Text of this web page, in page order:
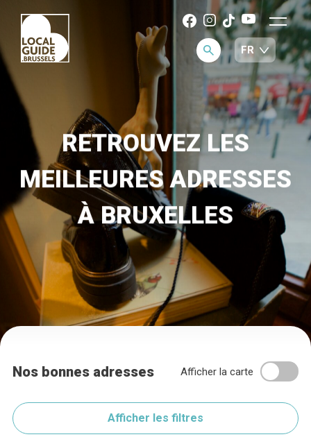
RETROUVEZ LES
MEILLEURES ADRESSES
À BRUXELLES
Nos bonnes adresses Afficher la carte
Afficher les filtres